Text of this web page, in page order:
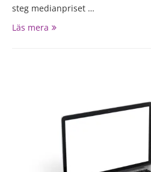
steg medianpriset …
Läs mera